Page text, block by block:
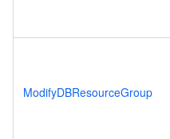
ModifyDBResourceGroup